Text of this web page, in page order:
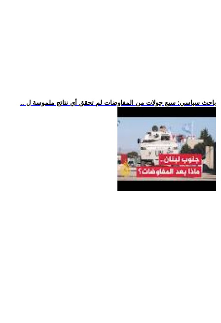
.. باحث سياسي: سبع جولات من المفاوضات لم تحقق أي نتائج ملموسة ل